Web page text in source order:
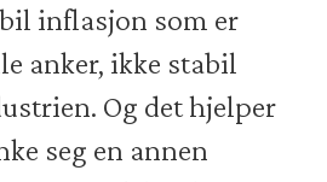
inflasjon som er
anker, ikke stabil
Og det hjelper
seg en annen